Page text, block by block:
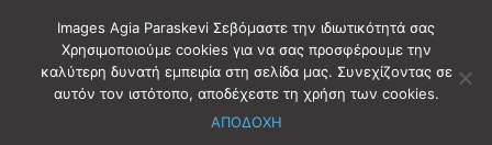
Αρχική ΑΘΛΗΤΙΣΜΟΣ
Images Agia Paraskevi Σεβόμαστε την ιδιωτικότητά σας
Χρησιμοποιούμε cookies για να σας προσφέρουμε την
καλύτερη δυνατή εμπειρία στη σελίδα μας. Συνεχίζοντας σε
αυτόν τον ιστότοπο, αποδέχεστε τη χρήση των cookies.
ΑΠΟΔΟΧΗ